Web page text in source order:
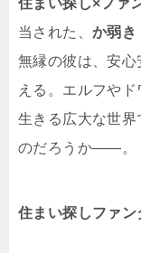
住まい探し×ファ
当された、 か弱き
無縁の彼は、安心
える。エルフや
生きる広大な世界
のだろうか――。
住まい探しファン